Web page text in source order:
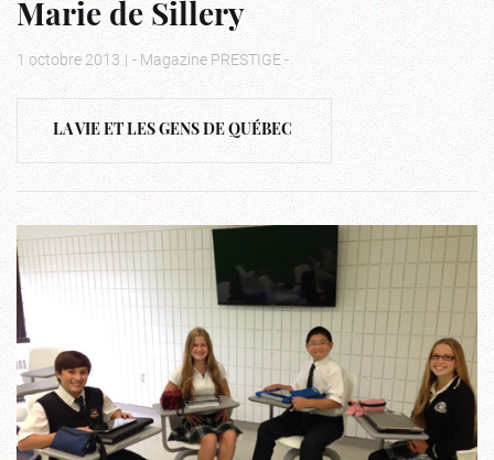
Marie de Sillery
1 octobre 2013 | - Magazine PRESTIGE -
LA VIE ET LES GENS DE QUÉBEC